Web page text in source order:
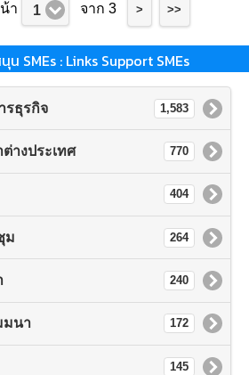
า 1 จาก 3 > >>
SMEs : Links Support SMEs
รธุรกิจ 1,583
างประเทศ 770
404
ม 264
240
มนา 172
145